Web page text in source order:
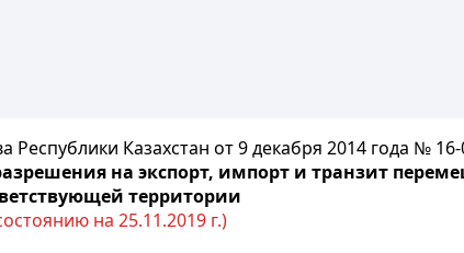
Республики Казахстан от 9 декабря 2014 года №
на экспорт, импорт и транзит
территории
на 25.11.2019 г.)